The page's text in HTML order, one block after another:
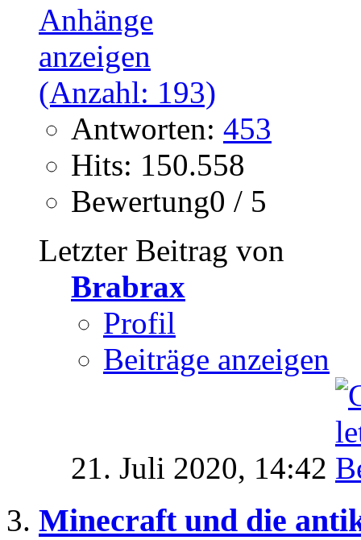
Antworten: 453
Hits: 150.558
Bewertung0 / 5
Letzter Beitrag von
Brabrax
Profil
Beiträge anzeigen
21. Juli 2020, 14:42
Minecraft und die